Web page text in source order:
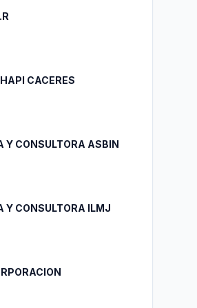
CACERES
Y CONSULTORA ASBIN
Y CONSULTORA ILMJ